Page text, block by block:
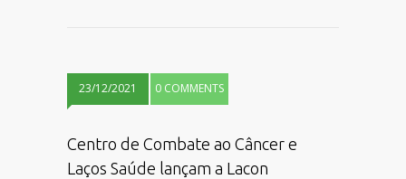
23/12/2021 0 COMMENTS
Centro de Combate ao Câncer e
Laços Saúde lançam a Lacon